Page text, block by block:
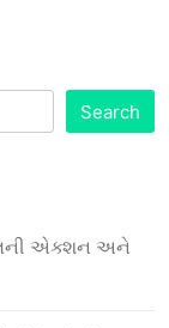
Search
એક્શન અને